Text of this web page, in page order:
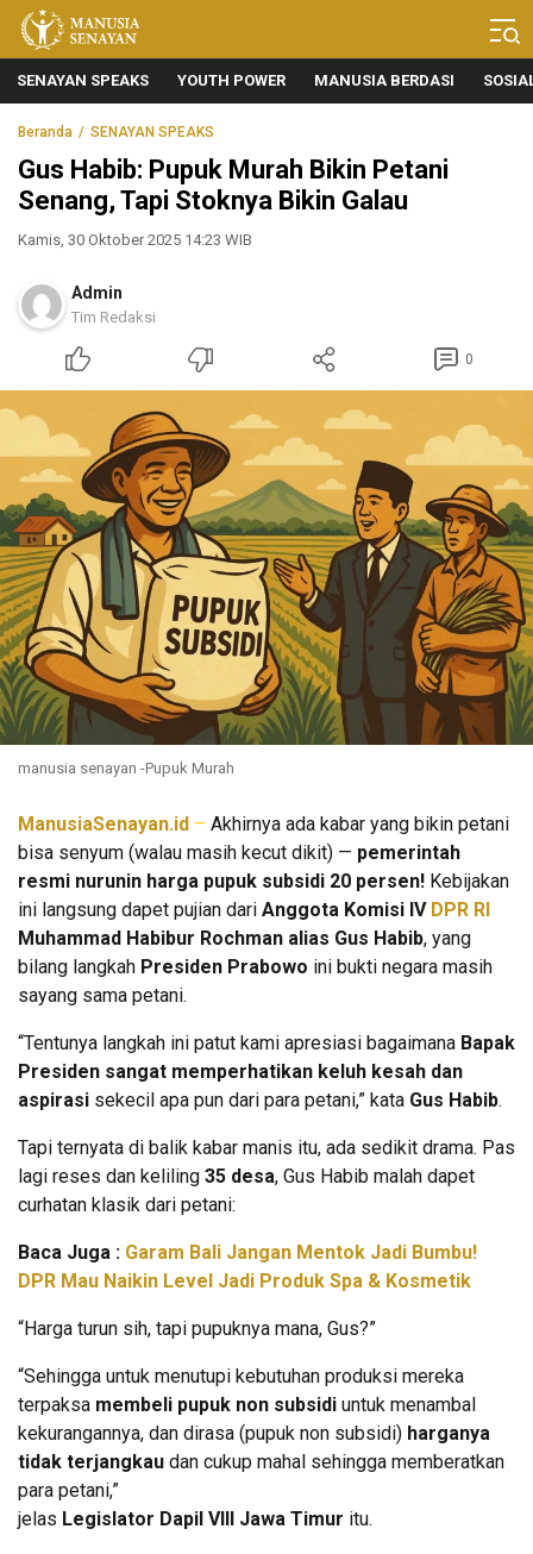
Manusia Senayan
Manusia Bicara, Senayan Bersuara
SENAYAN SPEAKS YOUTH POWER MANUSIA BERDASI
Beranda SENAYAN SPEAKS
Gus Habib: Pupuk Murah Bikin Petani
Senang, Tapi Stoknya Bikin Galau
Kamis, 30 Oktober 2025 14:23 WIB
Admin
Tim Redaksi
0
manusia senayan -Pupuk Murah
ManusiaSenayan.id – Akhirnya ada kabar yang bikin petani
bisa senyum (walau masih kecut dikit) — pemerintah
resmi nurunin harga pupuk subsidi 20 persen! Kebijakan
ini langsung dapet pujian dari Anggota Komisi IV DPR RI
Muhammad Habibur Rochman alias Gus Habib, yang
bilang langkah Presiden Prabowo ini bukti negara masih
sayang sama petani.
“Tentunya langkah ini patut kami apresiasi bagaimana Bapak
Presiden sangat memperhatikan keluh kesah dan
aspirasi sekecil apa pun dari para petani,” kata Gus Habib.
Tapi ternyata di balik kabar manis itu, ada sedikit drama. Pas
lagi reses dan keliling 35 desa, Gus Habib malah dapet
curhatan klasik dari petani:
Baca Juga : Garam Bali Jangan Mentok Jadi Bumbu!
DPR Mau Naikin Level Jadi Produk Spa & Kosmetik
“Harga turun sih, tapi pupuknya mana, Gus?”
“Sehingga untuk menutupi kebutuhan produksi mereka
terpaksa membeli pupuk non subsidi untuk menambal
kekurangannya, dan dirasa (pupuk non subsidi) harganya
tidak terjangkau dan cukup mahal sehingga memberatkan
para petani,”
jelas Legislator Dapil VIII Jawa Timur itu.